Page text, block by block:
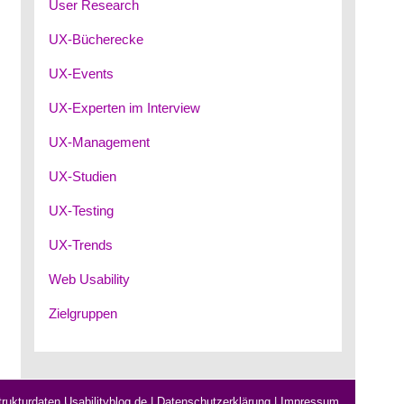
User Research
UX-Bücherecke
UX-Events
UX-Experten im Interview
UX-Management
UX-Studien
UX-Testing
UX-Trends
Web Usability
Zielgruppen